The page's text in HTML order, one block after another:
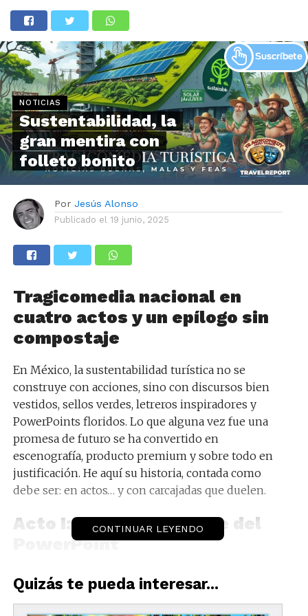
NOTICIAS
Sustentabilidad, la
gran mentira con
folleto bonito
Por Jesús Alonso
Publicado el 19 junio, 2025
Tragicomedia nacional en
cuatro actos y un epílogo sin
compostaje
En México, la sustentabilidad turística no se
construye con acciones, sino con discursos bien
vestidos, sellos verdes, letreros inspiradores y
PowerPoints floridos. Lo que alguna vez fue una
promesa de futuro se ha convertido en
escenografía, producto premium y sobre todo en
justificación. He aquí su historia, contada como
debe ser: en actos… y con carcajadas que duelen.
Acto I: El orgasmo verde del
PowerPoint
Todo comenzó con un clic.
—Necesitamos turismo sustentable —dijo alguien
en traje planchado, con aire acondicionado a 17° y
CONTINUAR LEYENDO
Quizás te pueda interesar...